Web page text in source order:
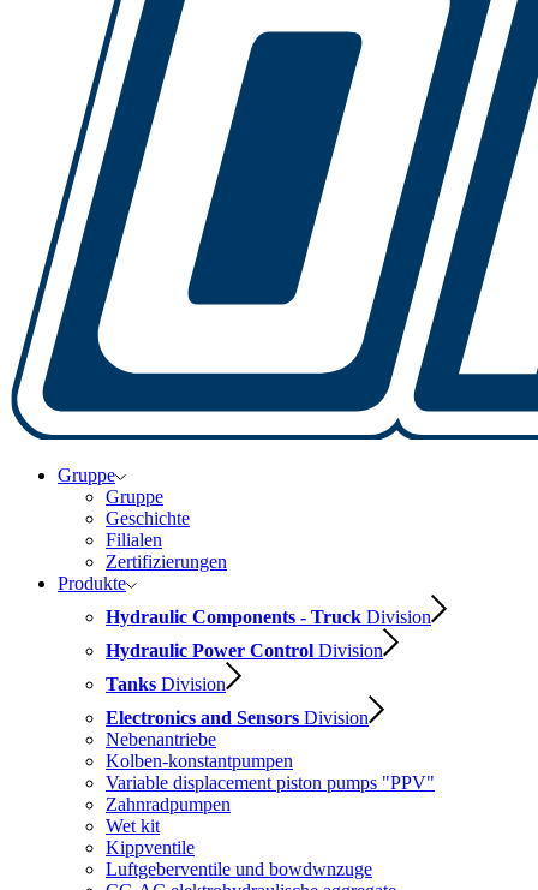
Gruppe
Gruppe
Geschichte
Filialen
Zertifizierungen
Produkte
Hydraulic Components - Truck Division
Hydraulic Power Control Division
Tanks Division
Electronics and Sensors Division
Nebenantriebe
Kolben-konstantpumpen
Variable displacement piston pumps "PPV"
Zahnradpumpen
Wet kit
Kippventile
Luftgeberventile und bowdwnzuge